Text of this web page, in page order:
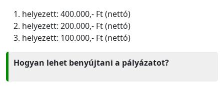
helyezett: 400.000,- Ft (nettó)
helyezett: 200.000,- Ft (nettó)
helyezett: 100.000,- Ft (nettó)
Hogyan lehet benyújtani a pályázatot?